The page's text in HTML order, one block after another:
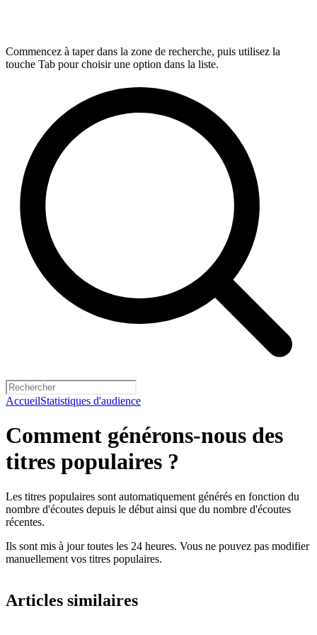
Commencez à taper dans la zone de recherche, puis utilisez la
touche Tab pour choisir une option dans la liste.
AccueilStatistiques d'audience
Comment générons-nous des
titres populaires ?
Les titres populaires sont automatiquement générés en fonction du
nombre d'écoutes depuis le début ainsi que du nombre d'écoutes
récentes.
Ils sont mis à jour toutes les 24 heures. Vous ne pouvez pas modifier
manuellement vos titres populaires.
Articles similaires